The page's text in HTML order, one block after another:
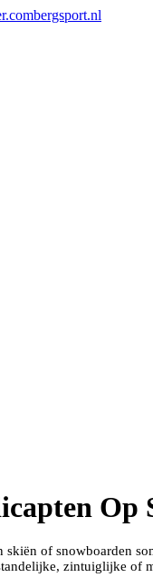
bergsport.nl
Op
skiën of snowboarden
zintuiglijke of